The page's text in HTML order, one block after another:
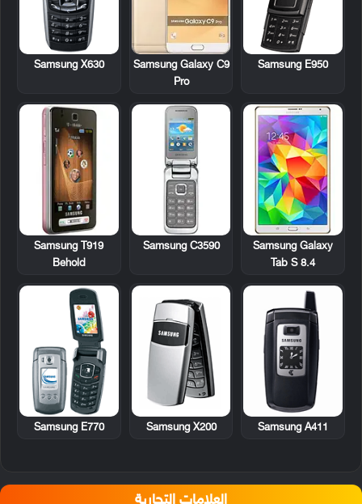
Samsung E950
Samsung Galaxy C9
Pro
Samsung X630
Samsung Galaxy
Tab S 8.4
Samsung C3590
Samsung T919
Behold
Samsung A411
Samsung X200
Samsung E770